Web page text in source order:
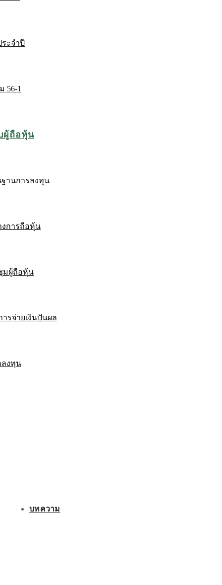
ะจำปี
56-1
ผู้ถือหุ้น
านการลงทุน
งการถือหุ้น
มผู้ถือหุ้น
รจ่ายเงินปันผล
งทุน
บทความ